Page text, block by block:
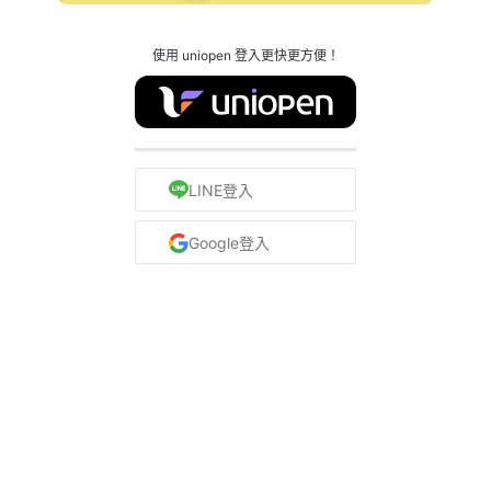
使用 uniopen 登入更快更方便！
LINE登入
Google登入